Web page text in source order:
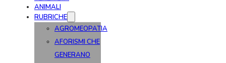
ANIMALI
RUBRICHE
AGROMEOPATIA
AFORISMI CHE
GENERANO